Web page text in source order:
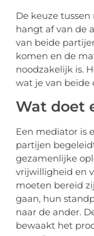
De keuze
hangt af van de
van beide
komen en de
noodzakelijk is.
wat je van beide
Wat doet
Een mediator is
partijen
gezamenlijke
vrijwilligheid en
moeten bereid
gaan, hun
naar de ander.
bewaakt het